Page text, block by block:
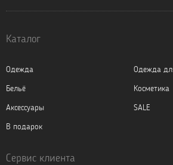
Каталог
Одежда
Одежда
Бельё
Косметика
Аксессуары
SALE
В подарок
Сервис клиента